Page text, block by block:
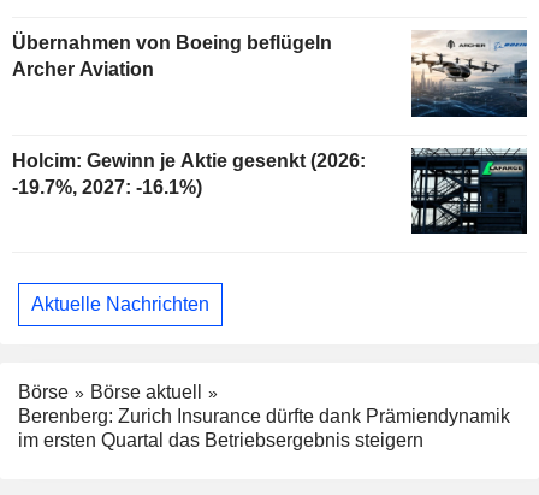
Übernahmen von Boeing beflügeln
Archer Aviation
Holcim: Gewinn je Aktie gesenkt (2026:
-19.7%, 2027: -16.1%)
Aktuelle Nachrichten
Börse
Börse aktuell
Berenberg: Zurich Insurance dürfte dank Prämiendynamik
im ersten Quartal das Betriebsergebnis steigern